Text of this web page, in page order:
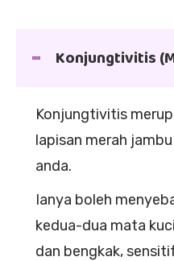
Konjungtivitis
Konjungtivitis
lapisan merah
anda.
Ianya boleh
kedua-dua mata
dan bengkak,